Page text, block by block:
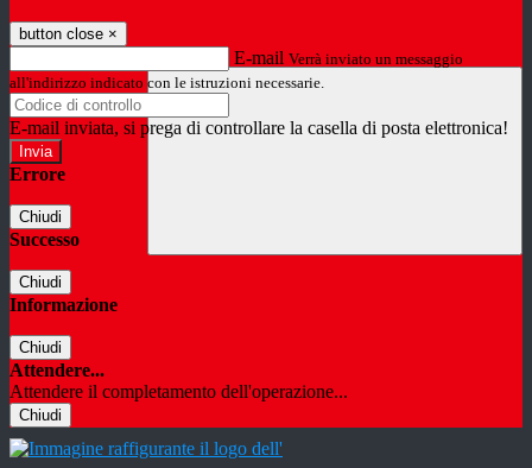
button close ×
E-mail Verrà inviato un messaggio
all'indirizzo indicato con le istruzioni necessarie.
E-mail inviata, si prega di controllare la casella di posta elettronica!
Errore
Chiudi
Successo
Chiudi
Informazione
Chiudi
Attendere...
Attendere il completamento dell'operazione...
Chiudi